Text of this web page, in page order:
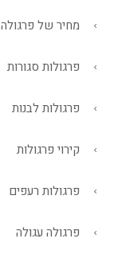
מחיר של פרגולה
פרגולות סגורות
פרגולות לבנות
קירוי פרגולות
פרגולות רעפים
פרגולה עגולה